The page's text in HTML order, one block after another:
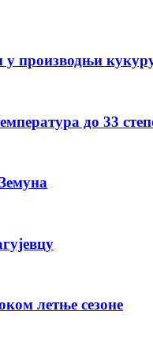
производњи
до 33
летње сезоне